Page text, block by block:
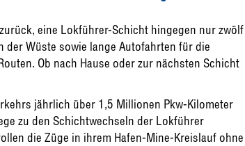
eine Lokführer-Schicht hingegen nur zwölf
der Wüste sowie lange Autofahrten für die
Ob nach Hause oder zur nächsten Schicht
jährlich über 1,5 Millionen Pkw-Kilometer
zu den Schichtwechseln der Lokführer
die Züge in ihrem Hafen-Mine-Kreislauf ohne